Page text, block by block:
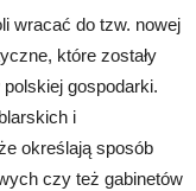
wracać do tzw. nowej
które zostały
gospodarki.
i
określają sposób
czy też gabinetów